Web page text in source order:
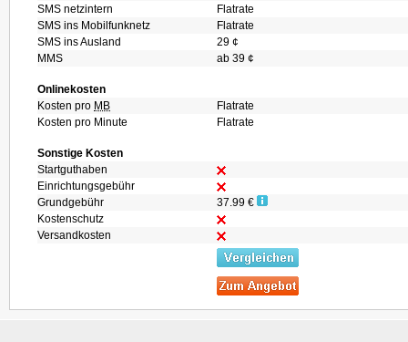
SMS netzintern
Flatrate
SMS ins Mobilfunknetz
Flatrate
SMS ins Ausland
29 ¢
MMS
ab 39 ¢
Onlinekosten
Kosten pro MB
Flatrate
Kosten pro Minute
Flatrate
Sonstige Kosten
Startguthaben
Einrichtungsgebühr
Grundgebühr
37.99 €
Kostenschutz
Versandkosten